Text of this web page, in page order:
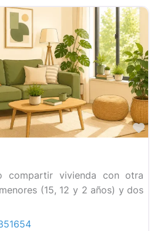
compartir vivienda con otra
(15, 12 y 2 años) y dos